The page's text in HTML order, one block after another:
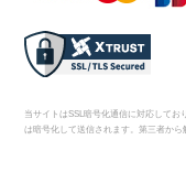
当サイトはSSL暗号化通信に対応して
は暗号化して送信されます。第三者から